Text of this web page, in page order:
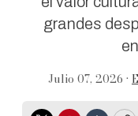
grandes
Julio 07, 2026 •